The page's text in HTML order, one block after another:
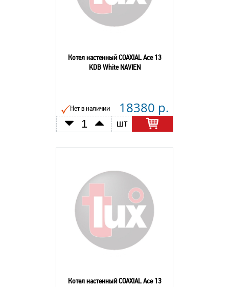
Котел настенный COAXIAL Ace 13
KDB White NAVIEN
Нет в наличии 18380 р.
шт
Котел настенный COAXIAL Ace 13